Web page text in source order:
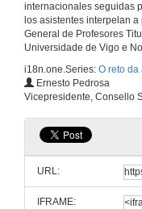
internacionales seguidas
los asistentes interpelan
General de Profesores
Universidade de Vigo e
i18n.one.Series: O reto da
Ernesto Pedrosa
Vicepresidente, Consello
URL:
IFRAME: